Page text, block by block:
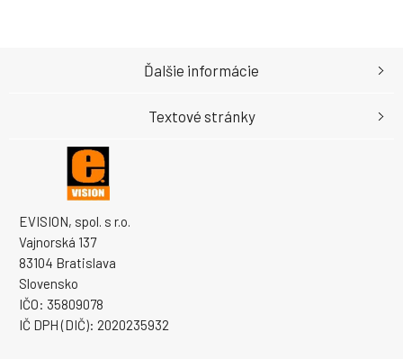
EVISION, spol. s r.o.
Vajnorská 137
83104 Bratislava
Slovensko
IČO: 35809078
IČ DPH (DIČ): 2020235932
Ďalšie informácie
Textové stránky